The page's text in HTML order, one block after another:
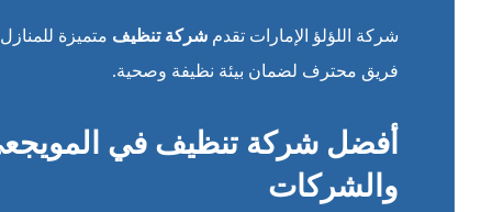
شركة اللؤلؤ الإمارات تقدم شركة تنظيف متميزة
فريق محترف لضمان بيئة نظيفة وصحية.
أفضل شركة تنظيف في
والشركات